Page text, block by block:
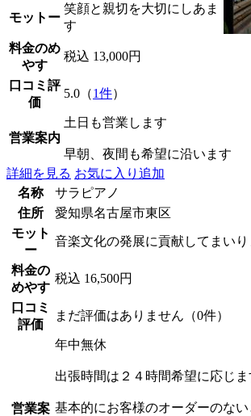
モットー
笑顔と親切を大切にしあま
す
料金のめ
やす
税込 13,000円
口コミ評
価
5.0（1件）
営業案内
土日も営業します
早朝、夜間も希望に沿います
詳細を見る お気に入り追加
名称
サラピアノ
住所
愛知県名古屋市東区
モット
ー
音楽文化の発展に貢献してまいり
料金の
めやす
税込 16,500円
口コミ
評価
まだ評価はありません（0件）
営業案
年中無休
出張時間は２４時間希望に応じま
基本的にお客様のオーダーのな